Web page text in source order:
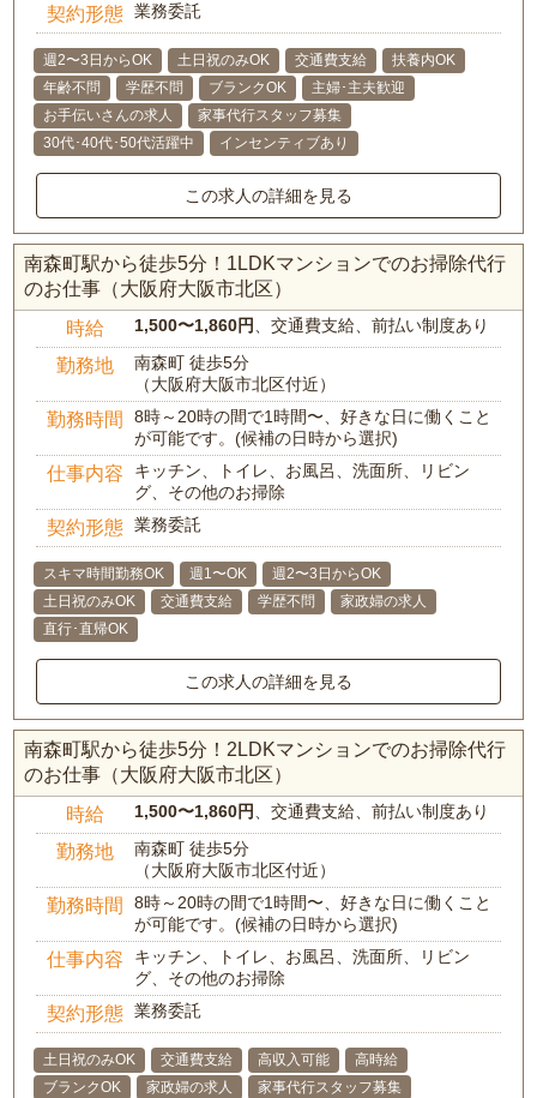
契約形態 業務委託
週2〜3日からOK 土日祝のみOK 交通費支給
扶養内OK
年齢不問
学歴不問 ブランクOK
主婦･主夫歓迎
お手伝いさんの求人
家事代行スタッフ募集
30代･40代･50代活躍中
インセンティブあり
この求人の詳細を見る
南森町駅から徒歩5分！1LDKマンションでのお掃除代行
のお仕事（大阪府大阪市北区）
時給 1,500〜1,860円、交通費支給、前払い制度あり
勤務地
南森町 徒歩5分
（大阪府大阪市北区付近）
勤務時間
8時～20時の間で1時間〜、好きな日に働くこと
が可能です。(候補の日時から選択)
仕事内容
キッチン、トイレ、お風呂、洗面所、リビン
グ、その他のお掃除
契約形態 業務委託
スキマ時間勤務OK 週1〜OK
週2〜3日からOK
土日祝のみOK
交通費支給 学歴不問
家政婦の求人
直行･直帰OK
この求人の詳細を見る
南森町駅から徒歩5分！2LDKマンションでのお掃除代行
のお仕事（大阪府大阪市北区）
時給 1,500〜1,860円、交通費支給、前払い制度あり
勤務地
南森町 徒歩5分
（大阪府大阪市北区付近）
勤務時間
8時～20時の間で1時間〜、好きな日に働くこと
が可能です。(候補の日時から選択)
仕事内容
キッチン、トイレ、お風呂、洗面所、リビン
グ、その他のお掃除
契約形態 業務委託
土日祝のみOK 交通費支給 高収入可能
高時給
ブランクOK
家政婦の求人
家事代行スタッフ募集